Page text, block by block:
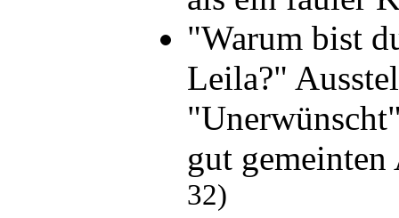
"Warum bist
Leila?"
gut
32)